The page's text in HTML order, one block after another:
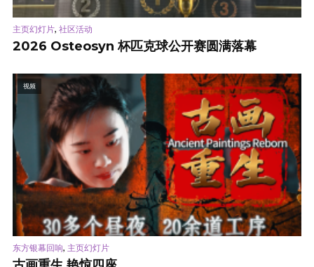
主页幻灯片, 社区活动
2026 Osteosyn 杯匹克球公开赛圆满落幕
视频
东方银幕回响, 主页幻灯片